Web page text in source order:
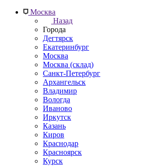
Москва
Назад
Города
Дегтярск
Екатеринбург
Москва
Москва (склад)
Санкт-Петербург
Архангельск
Владимир
Вологда
Иваново
Иркутск
Казань
Киров
Краснодар
Красноярск
Курск